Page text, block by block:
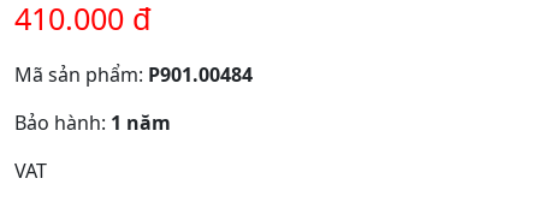
410.000 đ
Mã sản phẩm: P901.00484
Bảo hành: 1 năm
VAT